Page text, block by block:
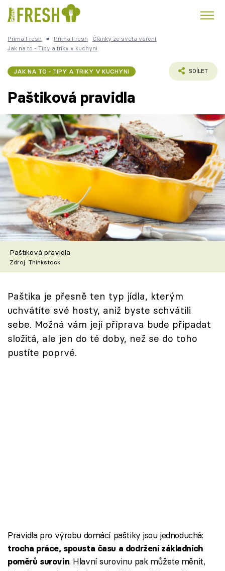
Trendy: Kuře Polévky k večeři
Česká kuchyně Čokoláda
Témata
Recepty
Články
TV Program
Škola vaření
Recepty z TV
Těhotnej kuchař
Sledujte prima+
Prima Fresh ■ Prima Fresh
Články ze světa vaření
Jak na to - Tipy a triky v kuchyni
JAK NA TO - TIPY A TRIKY V KUCHYNI SDÍLET
Paštiková pravidla
Paštiková pravidla
Zdroj: Thinkstock
Paštika je přesně ten typ jídla, kterým
uchvátíte své hosty, aniž byste schvátili
sebe. Možná vám její příprava bude připadat
složitá, ale jen do té doby, než se do toho
pustíte poprvé.
Pravidla pro výrobu domácí paštiky jsou jednoduchá:
trocha práce, spousta času a dodržení základních
poměrů surovin. Hlavní surovinu pak můžete měnit,